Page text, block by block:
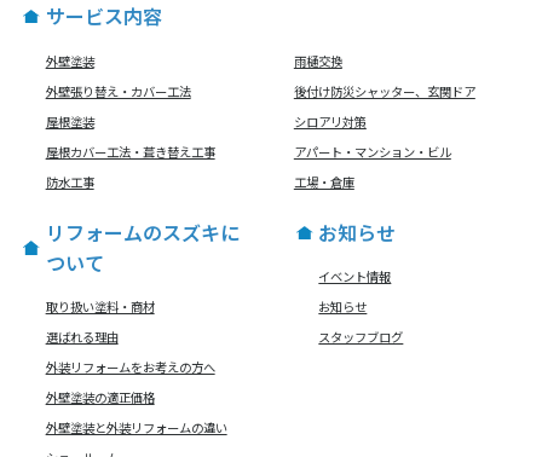
サービス内容
外壁塗装
外壁張り替え・カバー工法
屋根塗装
屋根カバー工法・葺き替え工事
防水工事
雨樋交換
後付け防災シャッター、玄関ドア
シロアリ対策
アパート・マンション・ビル
工場・倉庫
リフォームのスズキに
ついて
取り扱い塗料・商材
選ばれる理由
外装リフォームをお考えの方へ
外壁塗装の適正価格
外壁塗装と外装リフォームの違い
お知らせ
イベント情報
お知らせ
スタッフブログ